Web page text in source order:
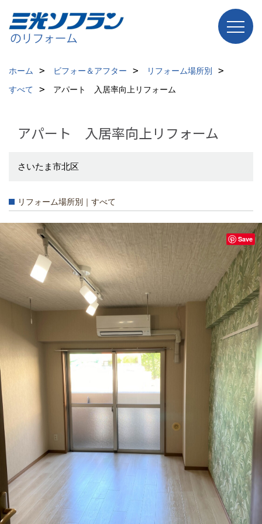
ホーム ビフォー＆アフター
リフォーム場所別
すべて
アパート 入居率向上リフォーム
アパート 入居率向上リフォーム
さいたま市北区
リフォーム場所別｜すべて
Save